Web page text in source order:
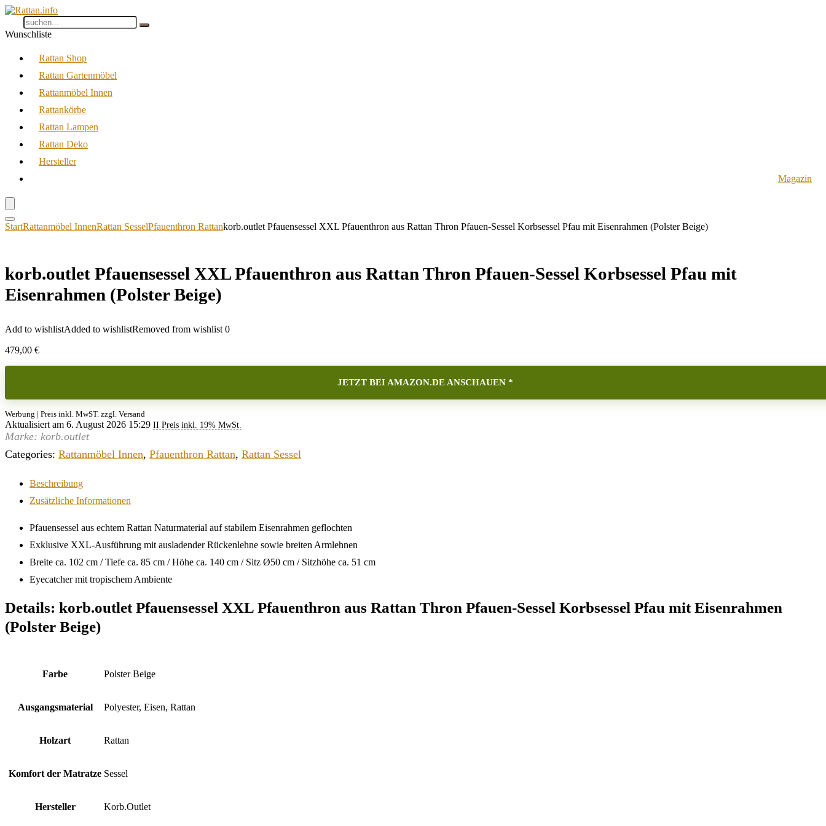
Wunschliste
Rattan Shop
Rattan Gartenmöbel
Rattanmöbel Innen
Rattankörbe
Rattan Lampen
Rattan Deko
Hersteller
Magazin
StartRattanmöbel InnenRattan SesselPfauenthron Rattankorb.outlet Pfauensessel XXL Pfauenthron aus Rattan Thron Pfauen-Sessel Korbsessel Pfau mit Eisenrahmen (Polster Beige)
korb.outlet Pfauensessel XXL Pfauenthron aus Rattan Thron Pfauen-Sessel Korbsessel Pfau mit
Eisenrahmen (Polster Beige)
Add to wishlistAdded to wishlistRemoved from wishlist 0
479,00 €
JETZT BEI AMAZON.DE ANSCHAUEN *
Werbung | Preis inkl. MwST. zzgl. Versand
Aktualisiert am 6. August 2026 15:29 II Preis inkl. 19% MwSt.
Marke: korb.outlet
Categories: Rattanmöbel Innen, Pfauenthron Rattan, Rattan Sessel
Beschreibung
Zusätzliche Informationen
Pfauensessel aus echtem Rattan Naturmaterial auf stabilem Eisenrahmen geflochten
Exklusive XXL-Ausführung mit ausladender Rückenlehne sowie breiten Armlehnen
Breite ca. 102 cm / Tiefe ca. 85 cm / Höhe ca. 140 cm / Sitz Ø50 cm / Sitzhöhe ca. 51 cm
Eyecatcher mit tropischem Ambiente
Details: korb.outlet Pfauensessel XXL Pfauenthron aus Rattan Thron Pfauen-Sessel Korbsessel Pfau mit Eisenrahmen
(Polster Beige)
Farbe ‎Polster Beige
Ausgangsmaterial ‎Polyester, Eisen, Rattan
Holzart ‎Rattan
Komfort der Matratze ‎Sessel
Hersteller ‎Korb.Outlet